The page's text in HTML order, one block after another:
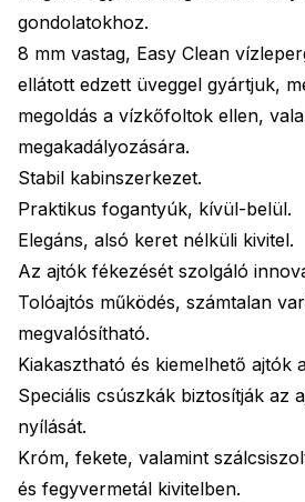
gondolatokhoz.
8 mm vastag, Easy Clean
ellátott edzett üveggel gyártjuk,
megoldás a vízkőfoltok ellen,
megakadályozására.
Stabil kabinszerkezet.
Praktikus fogantyúk, kívül-belül.
Elegáns, alsó keret nélküli kivitel.
Az ajtók fékezését szolgáló
Tolóajtós működés, számtalan
megvalósítható.
Kiakasztható és kiemelhető ajtók
Speciális csúszkák biztosítják az
nyílását.
Króm, fekete, valamint
és fegyvermetál kivitelben.